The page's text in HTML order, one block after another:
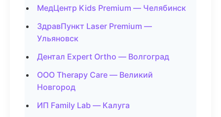
МедЦентр Kids Premium — Челябинск
ЗдравПункт Laser Premium —
Ульяновск
Дентал Expert Ortho — Волгоград
ООО Therapy Care — Великий
Новгород
ИП Family Lab — Калуга